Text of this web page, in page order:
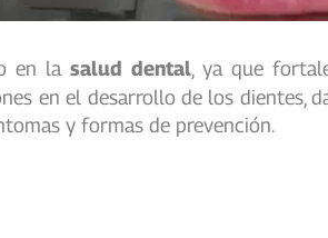
en lasalud dental, ya que
en el desarrollo de los
y formas de prevención.